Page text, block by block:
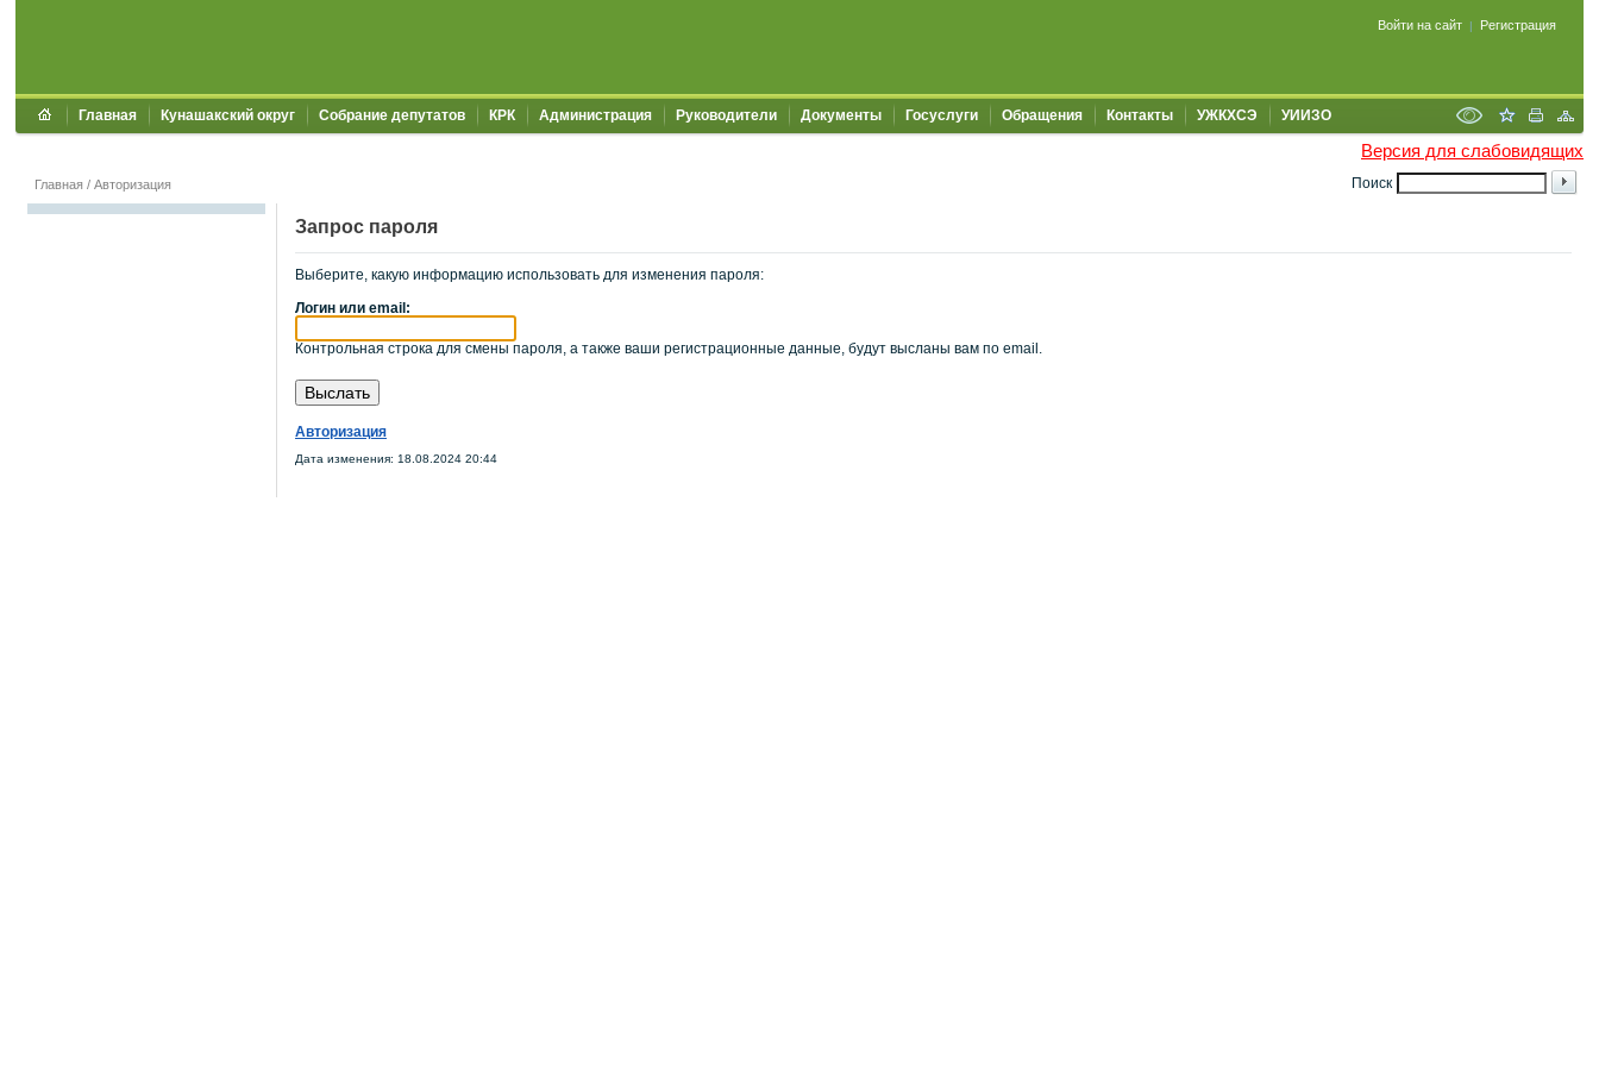
Войти на сайт | Регистрация
Главная Кунашакский округ Собрание депутатов КРК Администрация Руководители Документы Госуслуги Обращения Контакты УЖКХСЭ УИИЗО
Версия для слабовидящих
Поиск
Главная / Авторизация
Запрос пароля
Выберите, какую информацию использовать для изменения пароля:
Логин или email:
Контрольная строка для смены пароля, а также ваши регистрационные данные, будут высланы вам по email.
Авторизация
Дата изменения: 18.08.2024 20:44